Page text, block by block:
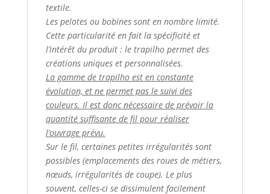
textile.
Les pelotes ou bobines sont en nombre limité.
Cette particularité en fait la spécificité et
l’intérêt du produit : le trapilho permet des
créations uniques et personnalisées.
La gamme de trapilho est en constante
évolution, et ne permet pas le suivi des
couleurs. Il est donc nécessaire de prévoir la
quantité suffisante de fil pour réaliser
l’ouvrage prévu.
Sur le fil, certaines petites irrégularités sont
possibles (emplacements des roues de métiers,
nœuds, irrégularités de coupe). Le plus
souvent, celles-ci se dissimulent facilement